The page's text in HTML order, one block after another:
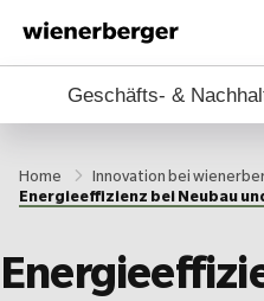
Geschäfts- &
Home
Innovation bei
Energieeffizienz bei Neubau